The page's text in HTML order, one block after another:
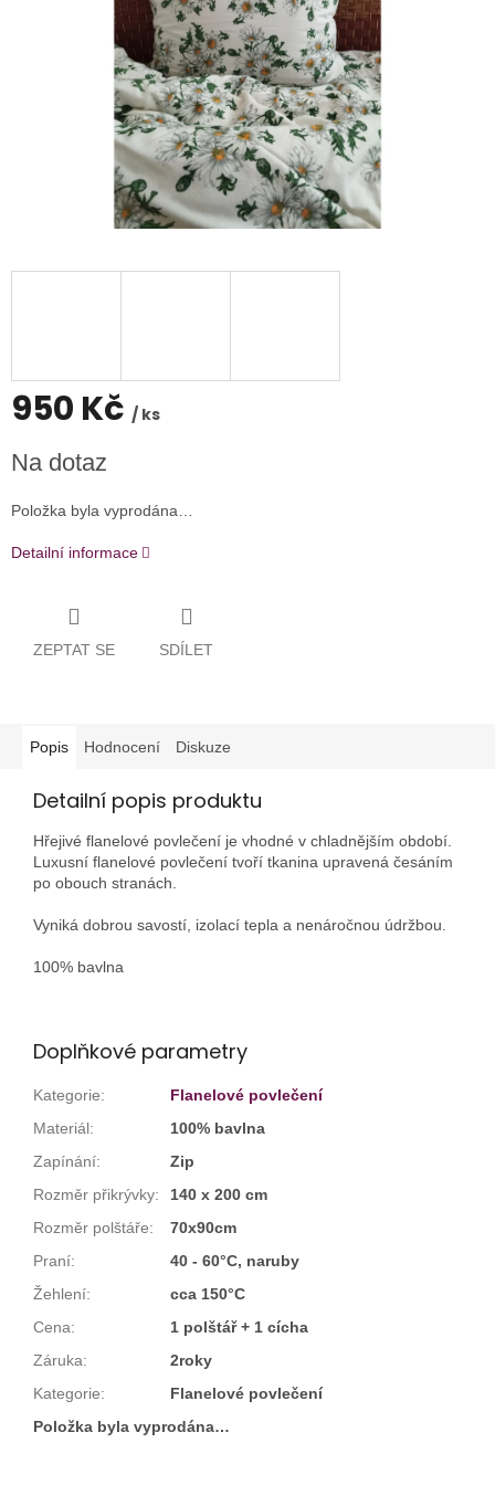
950 Kč / ks
cena:
Na dotaz
Položka byla vyprodána…
Detailní informace
ZEPTAT SE SDÍLET
Popis Hodnocení Diskuze
Detailní popis produktu
Hřejivé flanelové povlečení je vhodné v chladnějším období.
Luxusní flanelové povlečení tvoří tkanina upravená česáním
po obouch stranách.
Vyniká dobrou savostí, izolací tepla a nenáročnou údržbou.
100% bavlna
Doplňkové parametry
Kategorie:
Flanelové povlečení
Materiál:
100% bavlna
Zapínání:
Zip
Rozměr přikrývky:
140 x 200 cm
Rozměr polštáře:
70x90cm
Praní:
40 - 60°C, naruby
Žehlení:
cca 150°C
Cena:
1 polštář + 1 cícha
Záruka:
2roky
Kategorie:
Flanelové povlečení
Položka byla vyprodána…